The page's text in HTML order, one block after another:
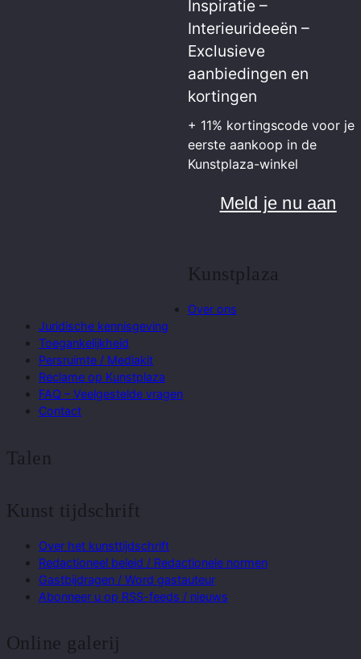
Inspiratie –
Interieurideeën –
Exclusieve
aanbiedingen en
kortingen
+ 11% kortingscode voor je
eerste aankoop in de
Kunstplaza-winkel
Meld je nu aan
Kunstplaza
Over ons
Juridische kennisgeving
Toegankelijkheid
Persruimte / Mediakit
Reclame op Kunstplaza
FAQ – Veelgestelde vragen
Contact
Talen
Kunst tijdschrift
Over het kunsttijdschrift
Redactioneel beleid / Redactionele normen
Gastbijdragen / Word gastauteur
Abonneer u op RSS-feeds / nieuws
Online galerij